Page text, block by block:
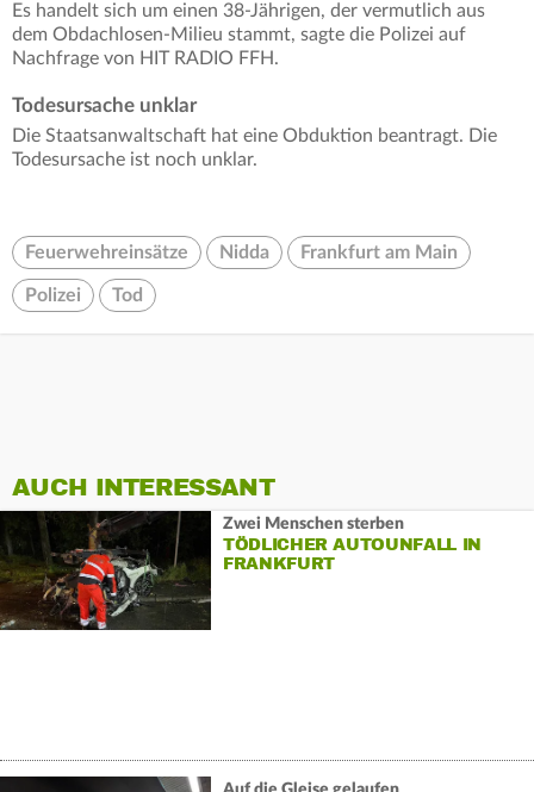
Es handelt sich um einen 38-Jährigen, der vermutlich aus
dem Obdachlosen-Milieu stammt, sagte die Polizei auf
Nachfrage von HIT RADIO FFH.
Todesursache unklar
Die Staatsanwaltschaft hat eine Obduktion beantragt. Die
Todesursache ist noch unklar.
Feuerwehreinsätze Nidda Frankfurt am Main
Polizei Tod
AUCH INTERESSANT
Zwei Menschen sterben
TÖDLICHER AUTOUNFALL IN
FRANKFURT